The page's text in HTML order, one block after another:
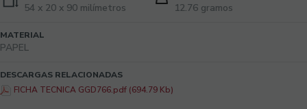
54 x 20 x 90 milímetros 12.76 gramos
MATERIAL
PAPEL
DESCARGAS RELACIONADAS
FICHA TECNICA GGD766.pdf (694.79 Kb)